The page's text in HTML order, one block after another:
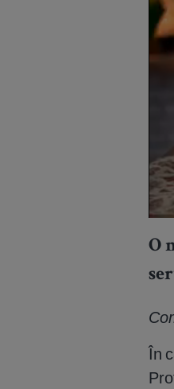
O
În